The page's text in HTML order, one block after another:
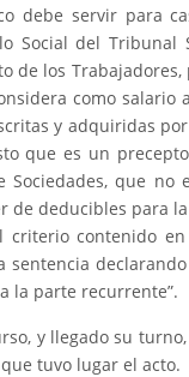
debe servir para
Social del
de los
como
y adquiridas
que es un
que
de deducibles para
contenido
sentencia
la parte recurrente”.
y llegado su
tuvo lugar el acto.